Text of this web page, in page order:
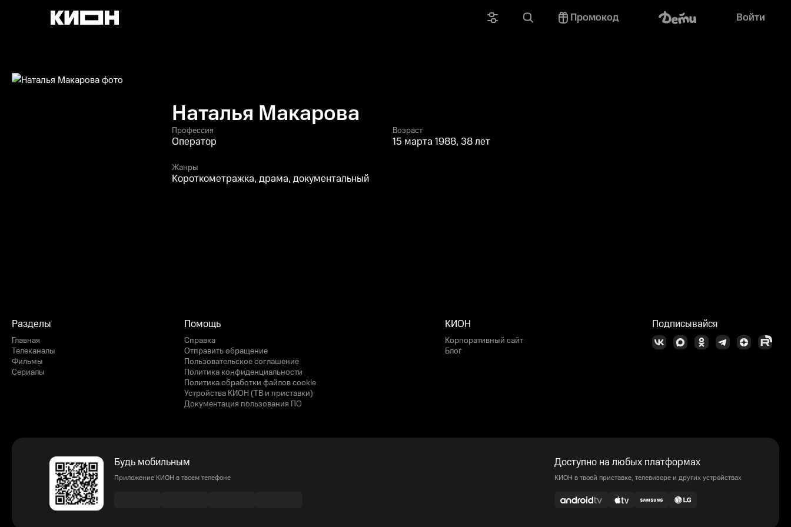
Промокод Войти
Наталья Макарова
Профессия
Оператор
Возраст
15 марта 1988, 38 лет
Жанры
Короткометражка, драма, документальный
Разделы
Главная
Телеканалы
Фильмы
Сериалы
Помощь
Справка
Отправить обращение
Пользовательское соглашение
Политика конфиденциальности
Политика обработки файлов cookie
Устройства КИОН (ТВ и приставки)
Документация пользования ПО
КИОН
Корпоративный сайт
Блог
Подписывайся
Будь мобильным
Приложение КИОН в твоем телефоне
Доступно на любых платформах
КИОН в твоей приставке, телевизоре и других устройствах